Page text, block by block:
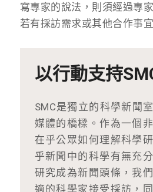
寫專家的說法，則須經過專
若有採訪需求或其他合作事
以行動支持
SMC是獨立的科學新聞
媒體的橋樑。作為一個
在乎公眾如何理解科學
乎新聞中的科學有無充
研究成為新聞頭條，我
適的科學家接受採訪，